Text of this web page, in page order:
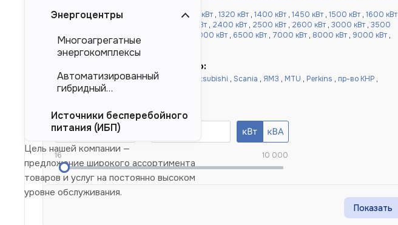
более 1000 кВт:1100 кВт 1200 кВт , 1320 кВт , 1400 кВт , 1450 кВт , 1500 кВт , 1600 кВт
2200 кВт , 2400 кВт , 2500 кВт , 2600 кВт , 3000 кВт , 3500
кВт
6000 кВт , 6500 кВт , 7000 кВт , 8000 кВт , 9000 кВт ,
10000 кВт
Быстрый подбор по двигателю:
Doosan,Cummins,Baudouin Mitsubishi , Scania , ЯМЗ , MTU , Perkins , пр-во КНР ,
Yuchai,Weichai
Номинальная мощность, кВт
16 10 000
оборудования (БМЗ)
Энергоцентры
Многоагрегатные
энергокомплексы
Автоматизированный
гибридный
Источники бесперебойного
питания (ИБП)
Цель нашей компании —
предложение широкого ассортимента
товаров и услуг на постоянно высоком
уровне обслуживания.